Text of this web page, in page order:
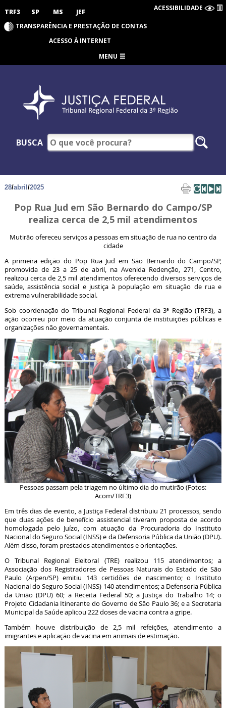
TRF3 SP MS JEF ACESSIBILIDADE
TRANSPARÊNCIA E PRESTAÇÃO DE CONTAS
ACESSO À INTERNET
MENU
BUSCA
28/abril /2025
Pop Rua Jud em São Bernardo do Campo/SP
realiza cerca de 2,5 mil atendimentos
Mutirão ofereceu serviços a pessoas em situação de rua no centro da
cidade
A primeira edição do Pop Rua Jud em São Bernardo do Campo/SP,
promovida de 23 a 25 de abril, na Avenida Redenção, 271, Centro,
realizou cerca de 2,5 mil atendimentos oferecendo diversos serviços de
saúde, assistência social e justiça à população em situação de rua e
extrema vulnerabilidade social.
Sob coordenação do Tribunal Regional Federal da 3ª Região (TRF3), a
ação ocorreu por meio da atuação conjunta de instituições públicas e
organizações não governamentais.
Pessoas passam pela triagem no último dia do mutirão (Fotos:
Acom/TRF3)
Em três dias de evento, a Justiça Federal distribuiu 21 processos, sendo
que duas ações de benefício assistencial tiveram proposta de acordo
homologada pelo Juízo, com atuação da Procuradoria do Instituto
Nacional do Seguro Social (INSS) e da Defensoria Pública da União (DPU).
Além disso, foram prestados atendimentos e orientações.
O Tribunal Regional Eleitoral (TRE) realizou 115 atendimentos; a
Associação dos Registradores de Pessoas Naturais do Estado de São
Paulo (Arpen/SP) emitiu 143 certidões de nascimento; o Instituto
Nacional do Seguro Social (INSS) 140 atendimentos; a Defensoria Pública
da União (DPU) 60; a Receita Federal 50; a Justiça do Trabalho 14; o
Projeto Cidadania Itinerante do Governo de São Paulo 36; e a Secretaria
Municipal da Saúde aplicou 222 doses de vacina contra a gripe.
Também houve distribuição de 2,5 mil refeições, atendimento a
imigrantes e aplicação de vacina em animais de estimação.